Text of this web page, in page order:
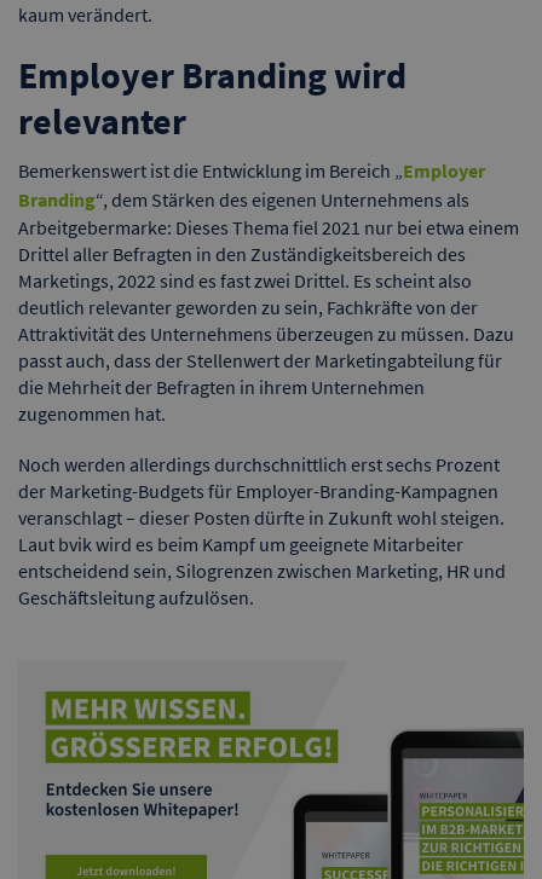
kaum verändert.
Employer Branding wird
relevanter
Bemerkenswert ist die Entwicklung im Bereich „Employer
Branding“, dem Stärken des eigenen Unternehmens als
Arbeitgebermarke: Dieses Thema fiel 2021 nur bei etwa einem
Drittel aller Befragten in den Zuständigkeitsbereich des
Marketings, 2022 sind es fast zwei Drittel. Es scheint also
deutlich relevanter geworden zu sein, Fachkräfte von der
Attraktivität des Unternehmens überzeugen zu müssen. Dazu
passt auch, dass der Stellenwert der Marketingabteilung für
die Mehrheit der Befragten in ihrem Unternehmen
zugenommen hat.
Noch werden allerdings durchschnittlich erst sechs Prozent
der Marketing-Budgets für Employer-Branding-Kampagnen
veranschlagt – dieser Posten dürfte in Zukunft wohl steigen.
Laut bvik wird es beim Kampf um geeignete Mitarbeiter
entscheidend sein, Silogrenzen zwischen Marketing, HR und
Geschäftsleitung aufzulösen.